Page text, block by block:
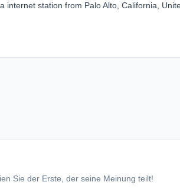
internet station from Palo Alto, California,
Sie der Erste, der seine Meinung teilt!